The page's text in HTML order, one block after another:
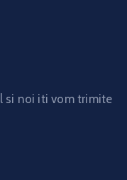
si noi iti vom trimite